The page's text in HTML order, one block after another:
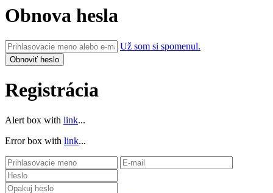
Obnova hesla
Už som si spomenul.
Registrácia
Alert box with link...
Error box with link...